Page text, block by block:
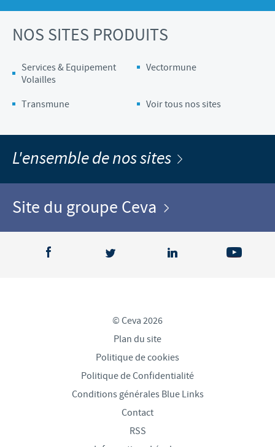
NOS SITES PRODUITS
Services & Equipement
Volailles
Vectormune
Transmune Voir tous nos sites
L'ensemble de nos sites
Site du groupe Ceva
© Ceva 2026
Plan du site
Politique de cookies
Politique de Confidentialité
Conditions générales Blue Links
Contact
RSS